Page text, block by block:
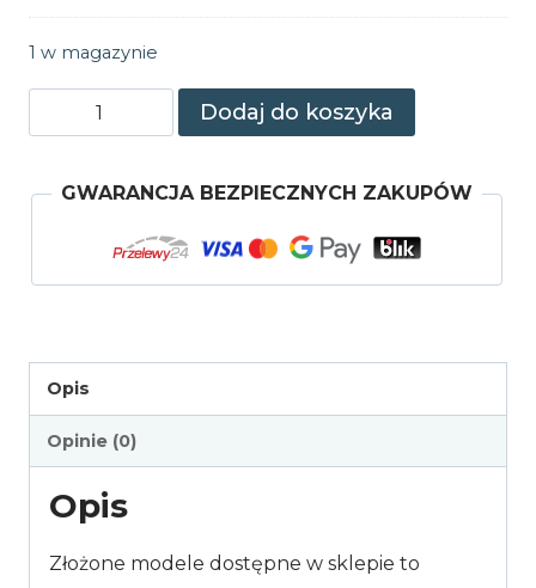
1 w magazynie
ilość
zestaw:
Dodaj do koszyka
GWARANCJA BEZPIECZNYCH ZAKUPÓW
Opis
Opinie (0)
Opis
Złożone modele dostępne w sklepie to